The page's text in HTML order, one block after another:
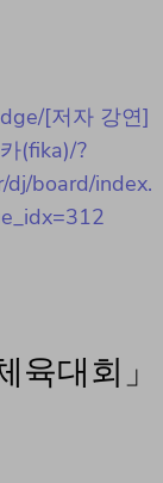
[저자 강연]
(fika)/?
dj/board/index.
육대회」